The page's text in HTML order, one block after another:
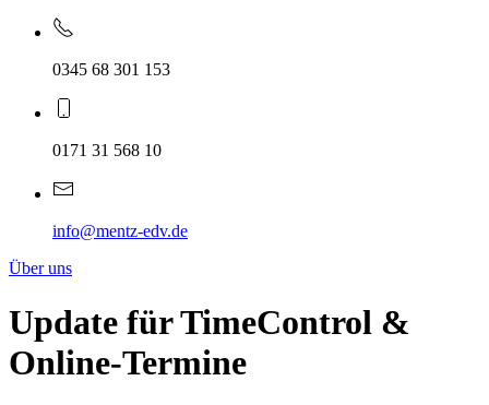
0345 68 301 153
0171 31 568 10
info@mentz-edv.de
Über uns
Update für TimeControl &
Online-Termine